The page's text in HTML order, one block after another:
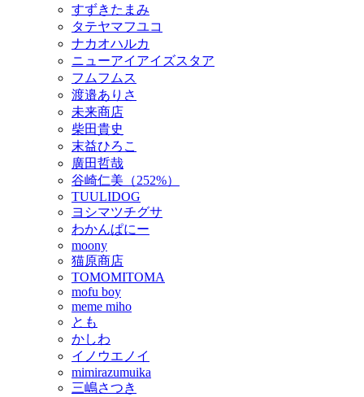
すずきたまみ
タテヤマフユコ
ナカオハルカ
ニューアイアイズスタア
フムフムス
渡邉ありさ
未来商店
柴田貴史
末益ひろこ
廣田哲哉
谷崎仁美（252%）
TUULIDOG
ヨシマツチグサ
わかんぱにー
moony
猫原商店
TOMOMITOMA
mofu boy
meme miho
とも
かしわ
イノウエノイ
mimirazumuika
三嶋さつき